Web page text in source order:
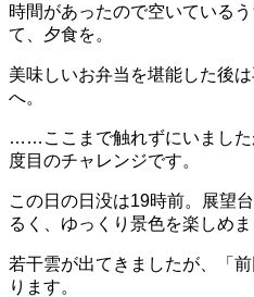
時間があったので空いている
て、夕食を。
美味しいお弁当を堪能した後
へ。
……ここまで触れずにいました
度目のチャレンジです。
この日の日没は19時前。展望
るく、ゆっくり景色を楽しめま
若干雲が出てきましたが、「
ります。